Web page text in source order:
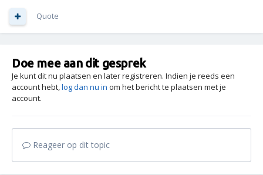
Quote
Doe mee aan dit gesprek
Je kunt dit nu plaatsen en later registreren. Indien je reeds een
account hebt,log dan nu in om het bericht te plaatsen met je
account.
Reageer op dit topic